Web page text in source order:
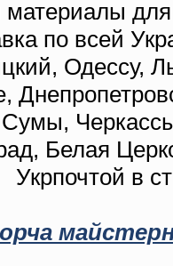
по всей
Одессу,
Белая
Укрпочтой в